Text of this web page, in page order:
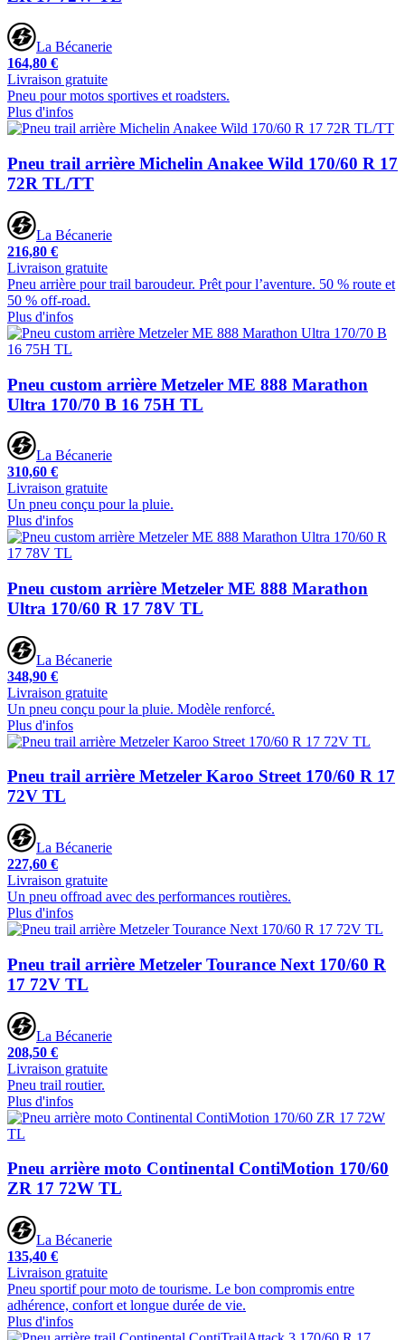
La Bécanerie
164,80 €
Livraison gratuite
Pneu pour motos sportives et roadsters.
Plus d'infos
Pneu trail arrière Michelin Anakee Wild 170/60 R 17
72R TL/TT
La Bécanerie
216,80 €
Livraison gratuite
Pneu arrière pour trail baroudeur. Prêt pour l’aventure. 50 % route et
50 % off-road.
Plus d'infos
Pneu custom arrière Metzeler ME 888 Marathon
Ultra 170/70 B 16 75H TL
La Bécanerie
310,60 €
Livraison gratuite
Un pneu conçu pour la pluie.
Plus d'infos
Pneu custom arrière Metzeler ME 888 Marathon
Ultra 170/60 R 17 78V TL
La Bécanerie
348,90 €
Livraison gratuite
Un pneu conçu pour la pluie. Modèle renforcé.
Plus d'infos
Pneu trail arrière Metzeler Karoo Street 170/60 R 17
72V TL
La Bécanerie
227,60 €
Livraison gratuite
Un pneu offroad avec des performances routières.
Plus d'infos
Pneu trail arrière Metzeler Tourance Next 170/60 R
17 72V TL
La Bécanerie
208,50 €
Livraison gratuite
Pneu trail routier.
Plus d'infos
Pneu arrière moto Continental ContiMotion 170/60
ZR 17 72W TL
La Bécanerie
135,40 €
Livraison gratuite
Pneu sportif pour moto de tourisme. Le bon compromis entre
adhérence, confort et longue durée de vie.
Plus d'infos